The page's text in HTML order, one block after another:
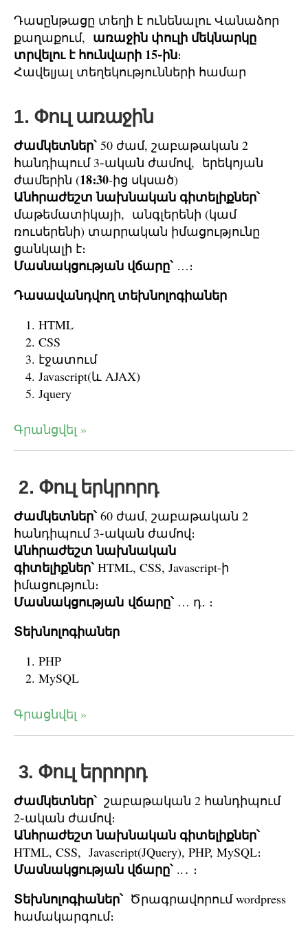
Դասընթացը տեղի է ունենալու Վանաձոր
քաղաքում, առաջին փուլի մեկնարկը
տրվելու է հունվարի 15֊ին։
Հավելյալ տեղեկությունների համար
1․ Փուլ առաջին
Ժամկետներ՝50 ժամ, շաբաթական 2
հանդիպում 3֊ական ժամով, երեկոյան
ժամերին (18։30-ից սկսած)
Անհրաժեշտ նախնական գիտելիքներ՝
մաթեմատիկայի, անգլերենի (կամ
ռուսերենի) տարրական իմացությունը
ցանկալի է։
Մասնակցության վճարը՝…։
Դասավանդվող տեխնոլոգիաներ
HTML
CSS
էջատում
Javascript(և AJAX)
Jquery
Գրանցվել »
2․ Փուլ երկրորդ
Ժամկետներ՝60 ժամ, շաբաթական 2
հանդիպում 3֊ական ժամով։
Անհրաժեշտ նախնական
գիտելիքներ՝HTML, CSS, Javascript-ի
իմացություն։
Մասնակցության վճարը՝… դ․ ։
Տեխնոլոգիաներ
PHP
MySQL
Գրացնվել »
3. Փուլ երրորդ
Ժամկետներ՝ շաբաթական 2 հանդիպում
2֊ական ժամով։
Անհրաժեշտ նախնական գիտելիքներ՝
HTML, CSS, Javascript(JQuery), PHP, MySQL։
Մասնակցության վճարը՝..․ ։
Տեխնոլոգիաներ՝Ծրագրավորում wordpress
համակարգում։